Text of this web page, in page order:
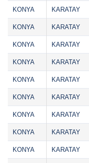
KONYA KARATAY
KONYA KARATAY
KONYA KARATAY
KONYA KARATAY
KONYA KARATAY
KONYA KARATAY
KONYA KARATAY
KONYA KARATAY
KONYA KARATAY